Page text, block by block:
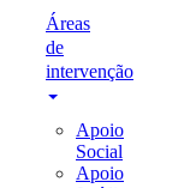
Áreas
de
intervenção
Apoio
Social
Apoio